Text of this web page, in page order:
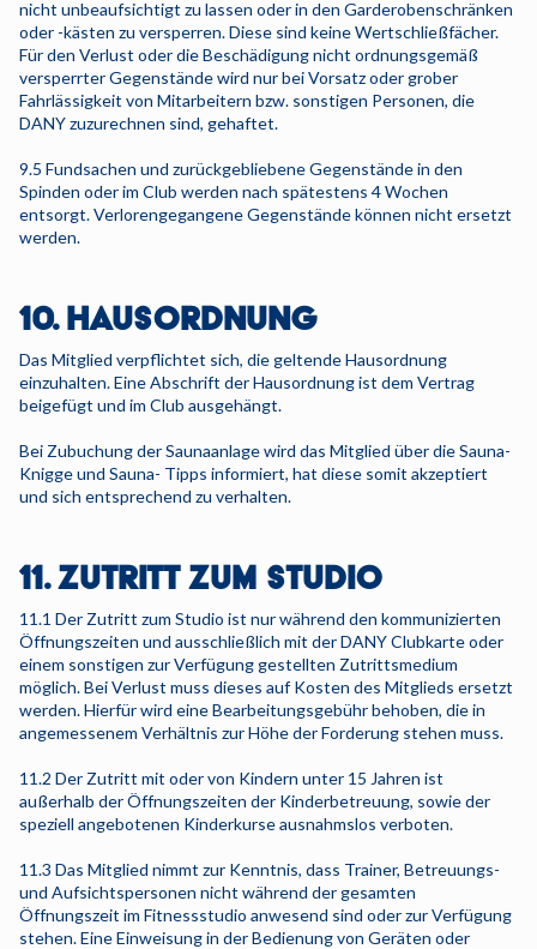
nicht unbeaufsichtigt zu lassen oder in den Garderobenschränken
oder -kästen zu versperren. Diese sind keine Wertschließfächer.
Für den Verlust oder die Beschädigung nicht ordnungsgemäß
versperrter Gegenstände wird nur bei Vorsatz oder grober
Fahrlässigkeit von Mitarbeitern bzw. sonstigen Personen, die
DANY zuzurechnen sind, gehaftet.
9.5 Fundsachen und zurückgebliebene Gegenstände in den
Spinden oder im Club werden nach spätestens 4 Wochen
entsorgt. Verlorengegangene Gegenstände können nicht ersetzt
werden.
10. HAUSORDNUNG
Das Mitglied verpflichtet sich, die geltende Hausordnung
einzuhalten. Eine Abschrift der Hausordnung ist dem Vertrag
beigefügt und im Club ausgehängt.
Bei Zubuchung der Saunaanlage wird das Mitglied über die Sauna-
Knigge und Sauna- Tipps informiert, hat diese somit akzeptiert
und sich entsprechend zu verhalten.
11. ZUTRITT ZUM STUDIO
11.1 Der Zutritt zum Studio ist nur während den kommunizierten
Öffnungszeiten und ausschließlich mit der DANY Clubkarte oder
einem sonstigen zur Verfügung gestellten Zutrittsmedium
möglich. Bei Verlust muss dieses auf Kosten des Mitglieds ersetzt
werden. Hierfür wird eine Bearbeitungsgebühr behoben, die in
angemessenem Verhältnis zur Höhe der Forderung stehen muss.
11.2 Der Zutritt mit oder von Kindern unter 15 Jahren ist
außerhalb der Öffnungszeiten der Kinderbetreuung, sowie der
speziell angebotenen Kinderkurse ausnahmslos verboten.
11.3 Das Mitglied nimmt zur Kenntnis, dass Trainer, Betreuungs-
und Aufsichtspersonen nicht während der gesamten
Öffnungszeit im Fitnessstudio anwesend sind oder zur Verfügung
stehen. Eine Einweisung in der Bedienung von Geräten oder